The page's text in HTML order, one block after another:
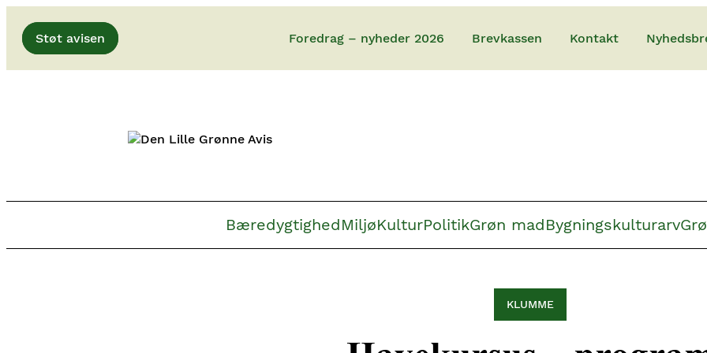
Gå
til
indhold
Støt avisen Foredrag – nyheder 2026 Brevkassen Kontakt
BæredygtighedMiljøKulturPolitikGrøn madBygningskulturarv
KLUMME